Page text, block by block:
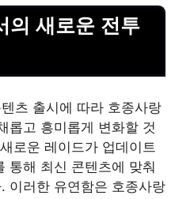
의 새로운 전투
츠 출시에 따라 호종사랑
롭고 흥미롭게 변화할 것
로운 레이드가 업데이트
통해 최신 콘텐츠에 맞춰
이러한 유연함은 호종사랑